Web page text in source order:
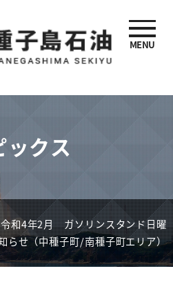
油
MENU
ックス
令和4年2月 ガソリンスタンド日曜
らせ（中種子町/南種子町エリア）